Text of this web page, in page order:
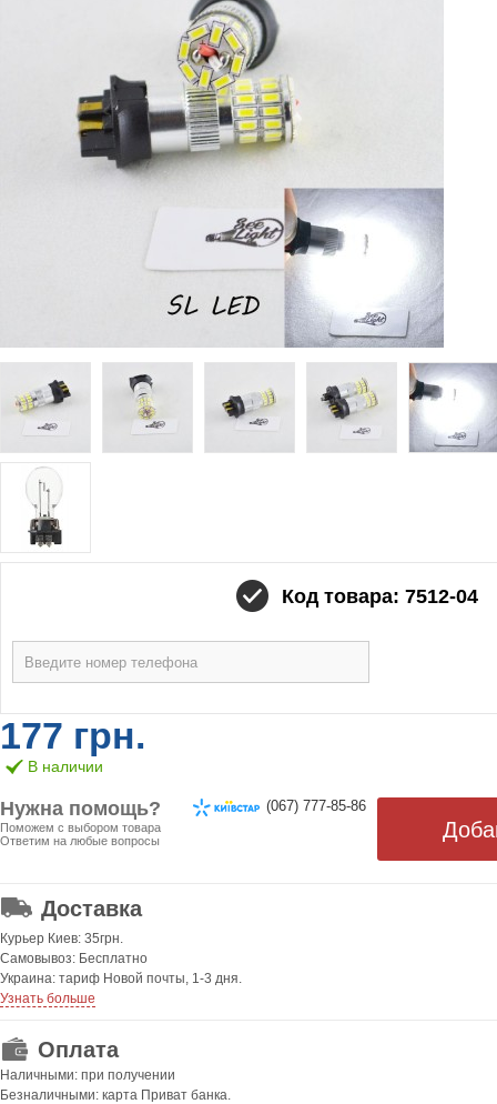
Код товара: 7512-04
177 грн.
В наличии
Нужна помощь?
Поможем с выбором товара
Ответим на любые вопросы
(067) 777-85-86
Доставка
Курьер Киев: 35грн.
Самовывоз: Бесплатно
Украина: тариф Новой почты, 1-3 дня.
Узнать больше
Оплата
Наличными: при получении
Безналичными: карта Приват банка.